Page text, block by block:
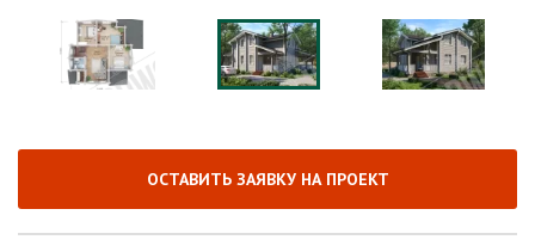
ОСТАВИТЬ ЗАЯВКУ НА ПРОЕКТ